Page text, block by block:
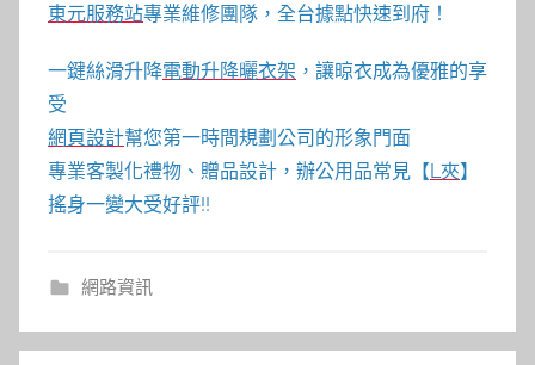
東元服務站專業維修團隊，全台據點快速到府！
一鍵絲滑升降電動升降曬衣架 ，讓晾衣成為優雅的享
受
網頁設計幫您第一時間規劃公司的形象門面
專業客製化禮物、贈品設計，辦公用品常見【L夾】
搖身一變大受好評!!
網路資訊